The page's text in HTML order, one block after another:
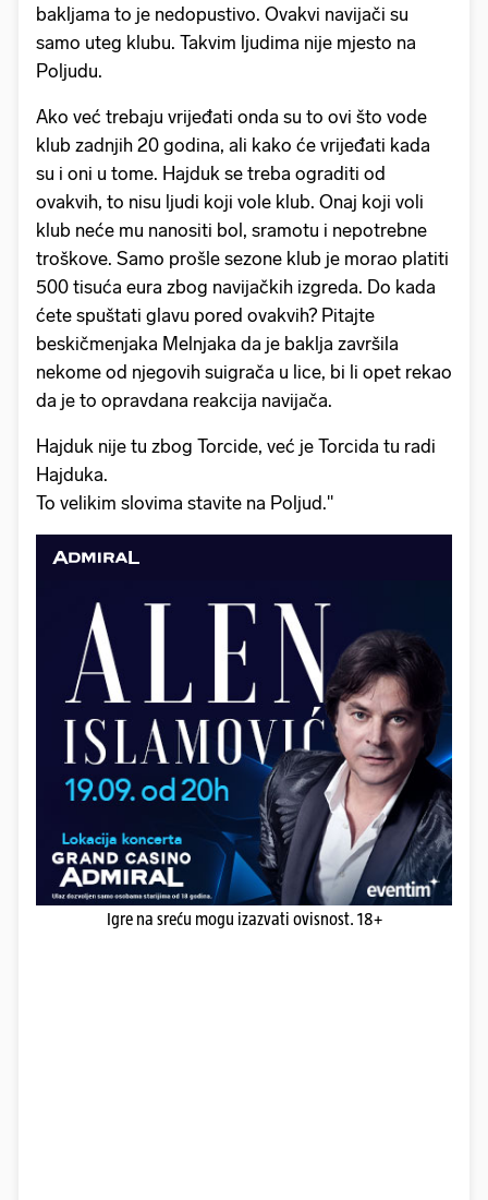
bakljama to je nedopustivo. Ovakvi navijači su
samo uteg klubu. Takvim ljudima nije mjesto na
Poljudu.
Ako već trebaju vrijeđati onda su to ovi što vode
klub zadnjih 20 godina, ali kako će vrijeđati kada
su i oni u tome. Hajduk se treba ograditi od
ovakvih, to nisu ljudi koji vole klub. Onaj koji voli
klub neće mu nanositi bol, sramotu i nepotrebne
troškove. Samo prošle sezone klub je morao platiti
500 tisuća eura zbog navijačkih izgreda. Do kada
ćete spuštati glavu pored ovakvih? Pitajte
beskičmenjaka Melnjaka da je baklja završila
nekome od njegovih suigrača u lice, bi li opet rekao
da je to opravdana reakcija navijača.
Hajduk nije tu zbog Torcide, već je Torcida tu radi
Hajduka.
To velikim slovima stavite na Poljud."
Igre na sreću mogu izazvati ovisnost. 18+